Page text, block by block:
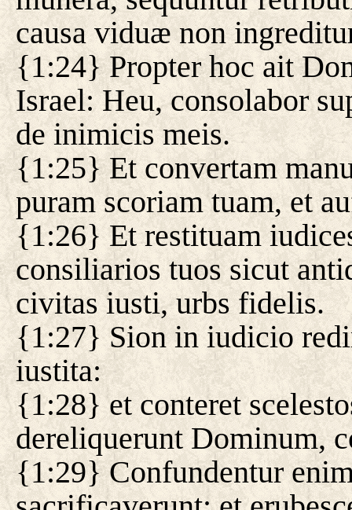
causa viduæ non
{1:24} Propter hoc ait
Israel: Heu, consolabor
de inimicis meis.
{1:25} Et convertam
puram scoriam tuam, et
{1:26} Et restituam
consiliarios tuos sicut
civitas iusti, urbs fidelis.
{1:27} Sion in iudicio
iustita:
{1:28} et conteret
dereliquerunt Dominum,
{1:29} Confundentur